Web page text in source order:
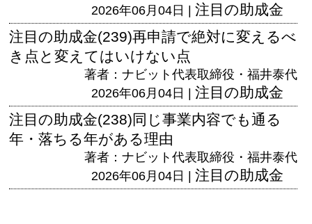
2026年06月04日 | 注目の助成金
注目の助成金(239)再申請で絶対に変えるべ
き点と変えてはいけない点
著者：ナビット代表取締役・福井泰代
2026年06月04日 | 注目の助成金
注目の助成金(238)同じ事業内容でも通る
年・落ちる年がある理由
著者：ナビット代表取締役・福井泰代
2026年06月04日 | 注目の助成金